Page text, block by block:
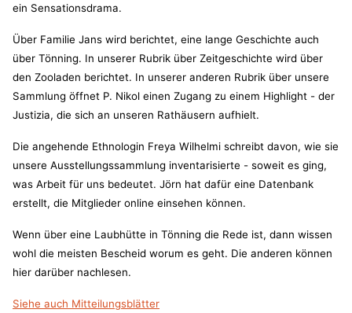
ein Sensationsdrama.
Über Familie Jans wird berichtet, eine lange Geschichte auch
über Tönning. In unserer Rubrik über Zeitgeschichte wird über
den Zooladen berichtet. In unserer anderen Rubrik über unsere
Sammlung öffnet P. Nikol einen Zugang zu einem Highlight - der
Justizia, die sich an unseren Rathäusern aufhielt.
Die angehende Ethnologin Freya Wilhelmi schreibt davon, wie sie
unsere Ausstellungssammlung inventarisierte - soweit es ging,
was Arbeit für uns bedeutet. Jörn hat dafür eine Datenbank
erstellt, die Mitglieder online einsehen können.
Wenn über eine Laubhütte in Tönning die Rede ist, dann wissen
wohl die meisten Bescheid worum es geht. Die anderen können
hier darüber nachlesen.
Siehe auch Mitteilungsblätter